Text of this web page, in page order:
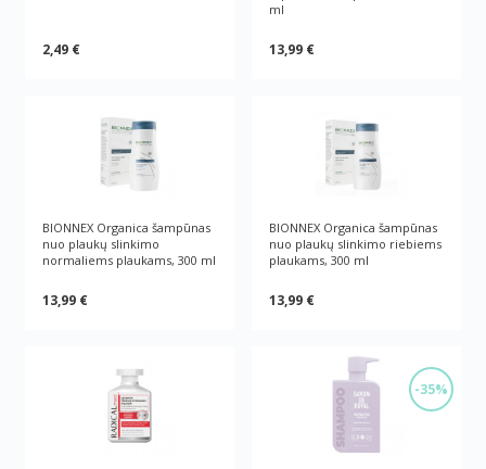
2,49 €
ml
13,99 €
BIONNEX Organica šampūnas
nuo plaukų slinkimo
normaliems plaukams, 300 ml
13,99 €
BIONNEX Organica šampūnas
nuo plaukų slinkimo riebiems
plaukams, 300 ml
13,99 €
-35%